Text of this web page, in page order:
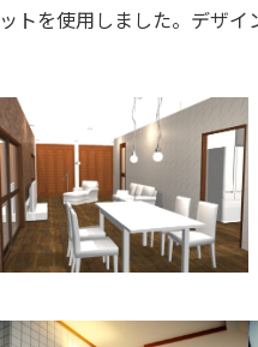
トを使用しました。デザ